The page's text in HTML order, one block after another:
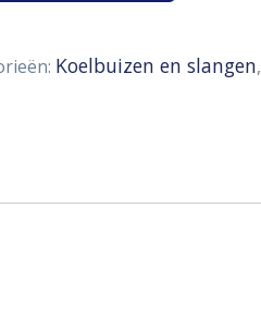
Koelbuizen en slangen,